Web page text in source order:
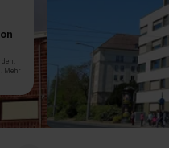
Mehr